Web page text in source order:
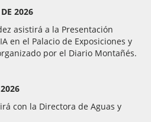
2026
asistirá a la Presentación
en el Palacio de Exposiciones y
por el Diario Montañés.
con la Directora de Aguas y